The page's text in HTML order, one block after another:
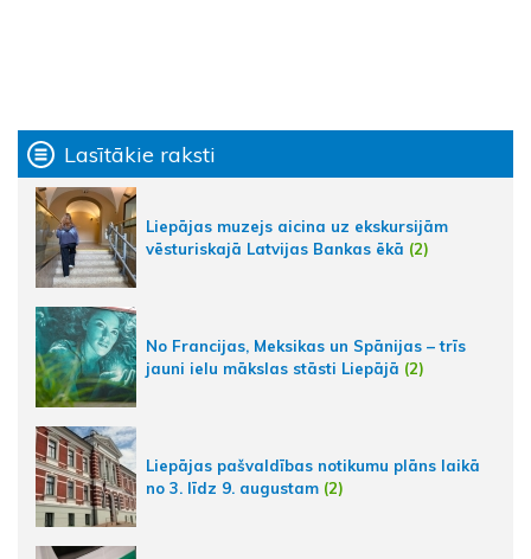
Lasītākie raksti
Liepājas muzejs aicina uz ekskursijām
vēsturiskajā Latvijas Bankas ēkā (2)
No Francijas, Meksikas un Spānijas – trīs
jauni ielu mākslas stāsti Liepājā (2)
Liepājas pašvaldības notikumu plāns laikā
no 3. līdz 9. augustam (2)